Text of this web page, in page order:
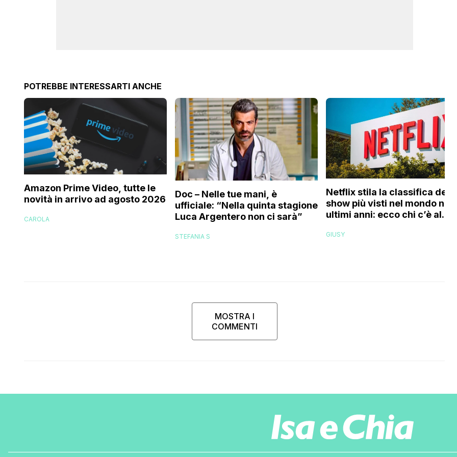
POTREBBE INTERESSARTI ANCHE
Amazon Prime Video, tutte le
novità in arrivo ad agosto 2026
CAROLA
Doc – Nelle tue mani, è
ufficiale: “Nella quinta stagione
Luca Argentero non ci sarà”
STEFANIA S
Netflix stila la classifica degli
show più visti nel mondo negli
ultimi anni: ecco chi c’è al
GIUSY
MOSTRA I
COMMENTI